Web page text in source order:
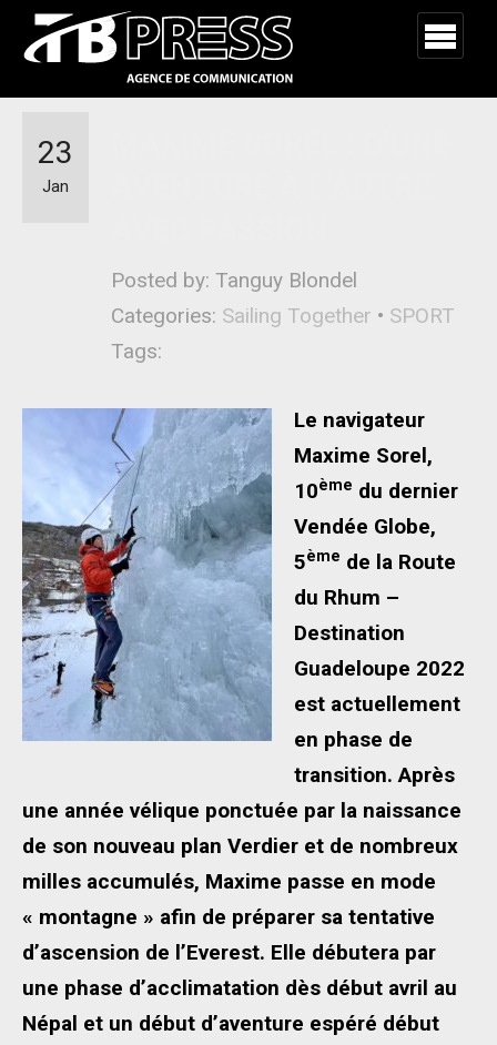
Posted by: Tanguy Blondel
Categories: Sailing Together • SPORT
Tags:
23
Jan
Le navigateur
Maxime Sorel,
10ème du dernier
Vendée Globe,
5ème de la Route
du Rhum –
Destination
Guadeloupe 2022
est actuellement
en phase de
transition. Après
une année vélique ponctuée par la naissance
de son nouveau plan Verdier et de nombreux
milles accumulés, Maxime passe en mode
« montagne » afin de préparer sa tentative
d’ascension de l’Everest. Elle débutera par
une phase d’acclimatation dès début avril au
Népal et un début d’aventure espéré début